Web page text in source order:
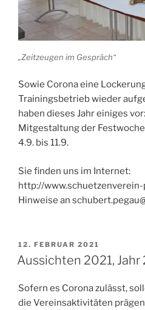
„Zeitzeugen im Gespräch“
Sowie Corona eine
Trainingsbetrieb wieder
haben dieses Jahr einiges
Mitgestaltung der
4.9. bis 11.9.
Sie finden uns im Internet:
http://www.schuetzenverein-
Hinweise an
VERÖFFENTLICHT
AM
12. FEBRUAR 2021
Aussichten 2021, Jahr
Sofern es Corona zulässt,
die Vereinsaktivitäten